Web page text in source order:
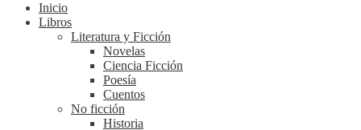
Inicio
Libros
Literatura y Ficción
Novelas
Ciencia Ficción
Poesía
Cuentos
No ficción
Historia